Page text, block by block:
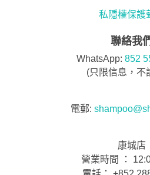
私隱權保護
聯絡我
WhatsApp: 852
(只限信息，不
電郵:
康城店
營業時間 ：